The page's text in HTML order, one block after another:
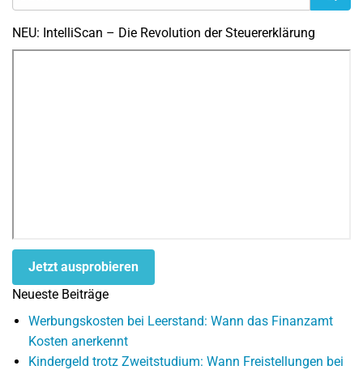
NEU: IntelliScan – Die Revolution der Steuererklärung
Jetzt ausprobieren
Neueste Beiträge
Werbungskosten bei Leerstand: Wann das Finanzamt
Kosten anerkennt
Kindergeld trotz Zweitstudium: Wann Freistellungen bei